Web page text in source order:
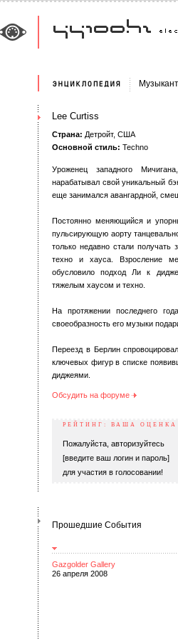
Lee Curtiss
Страна: Детройт, США
Основной стиль: Techno
Уроженец западного
нарабатывал свой уникальный
еще занимался авангардной,
Постоянно меняющийся и
пульсирующую аорту
только недавно стали
техно и хауса. Взросление
обусловило подход Ли к
тяжелым хаусом и техно.
На протяжении последнего
своеобразность его музыки
Переезд в Берлин
ключевых фигур в списке
диджеями.
Обсудить на форуме
РЕЙТИНГ: ВАША ОЦЕНКА
Пожалуйста, авторизуйтесь
[введите ваш логин и пароль]
для участия в голосовании!
Прошедшие События
Gazgolder Gallery
26 апреля 2008